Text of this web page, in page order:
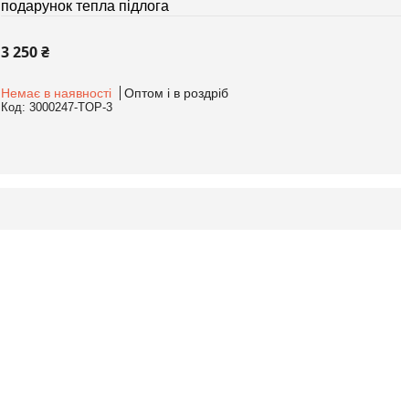
подарунок тепла підлога
3 250 ₴
Немає в наявності Оптом і в роздріб
3000247-TOP-3